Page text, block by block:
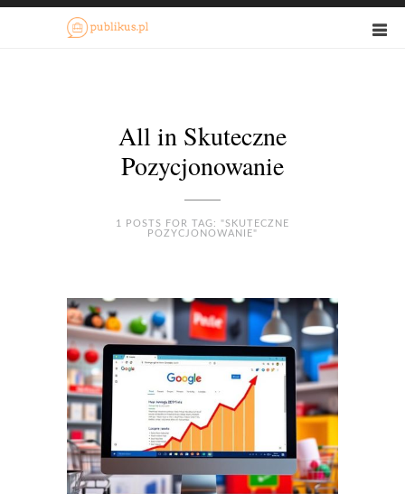
All in Skuteczne
Pozycjonowanie
1 POSTS FOR TAG: "SKUTECZNE
POZYCJONOWANIE"